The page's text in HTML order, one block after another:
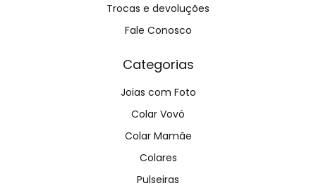
Trocas e devoluções
Fale Conosco
Categorias
Joias com Foto
Colar Vovó
Colar Mamãe
Colares
Pulseiras